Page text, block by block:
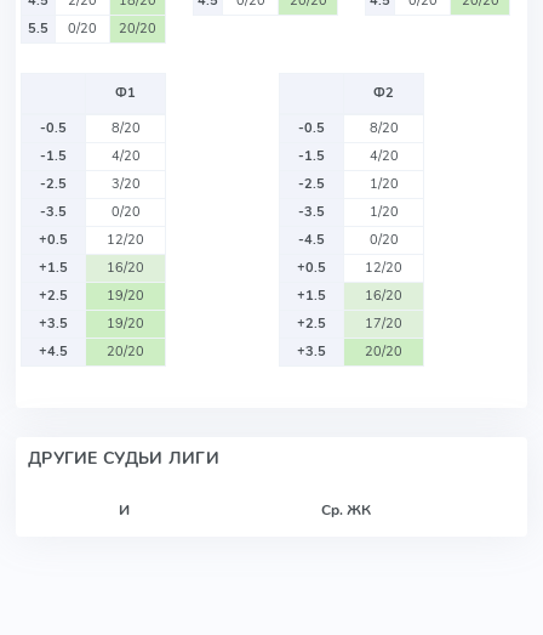
5.5
0/20 20/20
Ф1
-0.5
8/20
-1.5
4/20
-2.5
3/20
-3.5
0/20
+0.5
12/20
+1.5
16/20
+2.5
19/20
+3.5
19/20
+4.5
20/20
Ф2
-0.5
8/20
-1.5
4/20
-2.5
1/20
-3.5
1/20
-4.5
0/20
+0.5
12/20
+1.5
16/20
+2.5
17/20
+3.5
20/20
ДРУГИЕ СУДЬИ ЛИГИ
И Ср. ЖК